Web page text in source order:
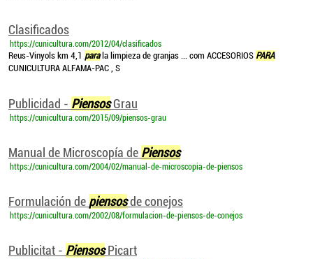
Clasificados
https://cunicultura.com/2012/04/clasificados
Reus-Vinyols km 4,1 parala limpieza de granjas ... com ACCESORIOS PARA
CUNICULTURA ALFAMA-PAC , S
Publicidad - PiensosGrau
https://cunicultura.com/2015/09/piensos-grau
Manual de Microscopía de Piensos
https://cunicultura.com/2004/02/manual-de-microscopia-de-piensos
Formulación de piensosde conejos
https://cunicultura.com/2002/08/formulacion-de-piensos-de-conejos
Publicitat - PiensosPicart